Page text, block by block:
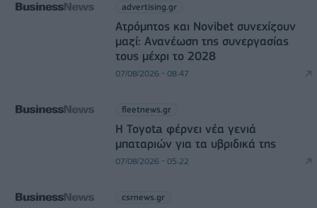
advertising.gr
Ατρόμητος και Novibet συνεχίζουν
μαζί: Ανανέωση της συνεργασίας
τους μέχρι το 2028
07/08/2026 - 08:47
fleetnews.gr
Η Toyota φέρνει νέα γενιά
μπαταριών για τα υβριδικά της
07/08/2026 - 05:22
csrnews.gr